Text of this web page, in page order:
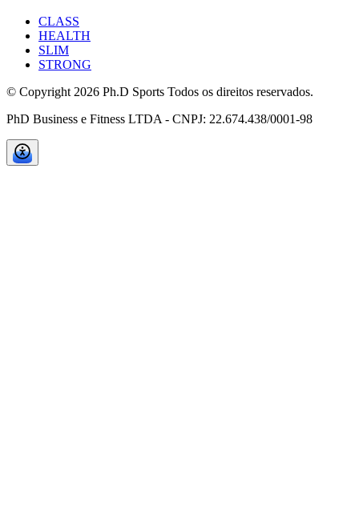
CLASS
HEALTH
SLIM
STRONG
© Copyright 2026 Ph.D Sports Todos os direitos reservados.
PhD Business e Fitness LTDA - CNPJ: 22.674.438/0001-98